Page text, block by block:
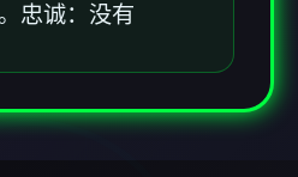
忠诚：没有